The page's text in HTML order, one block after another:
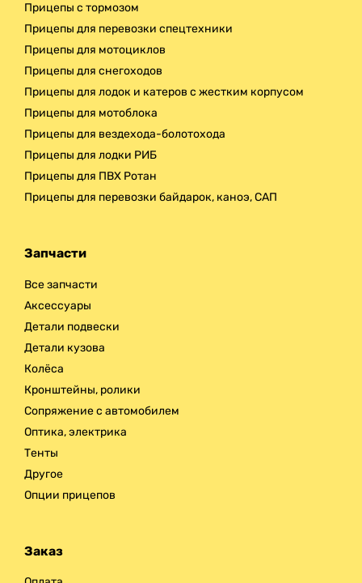
Прицепы с тормозом
Прицепы для перевозки спецтехники
Прицепы для мотоциклов
Прицепы для снегоходов
Прицепы для лодок и катеров с жестким корпусом
Прицепы для мотоблока
Прицепы для вездехода-болотохода
Прицепы для лодки РИБ
Прицепы для ПВХ Ротан
Прицепы для перевозки байдарок, каноэ, САП
Запчасти
Все запчасти
Аксессуары
Детали подвески
Детали кузова
Колёса
Кронштейны, ролики
Сопряжение с автомобилем
Оптика, электрика
Тенты
Другое
Опции прицепов
Заказ